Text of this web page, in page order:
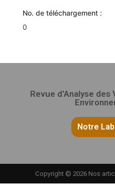
No. de téléchargement :
0
Revue d'Analyse
Notre
Copyright © 2026 Nos